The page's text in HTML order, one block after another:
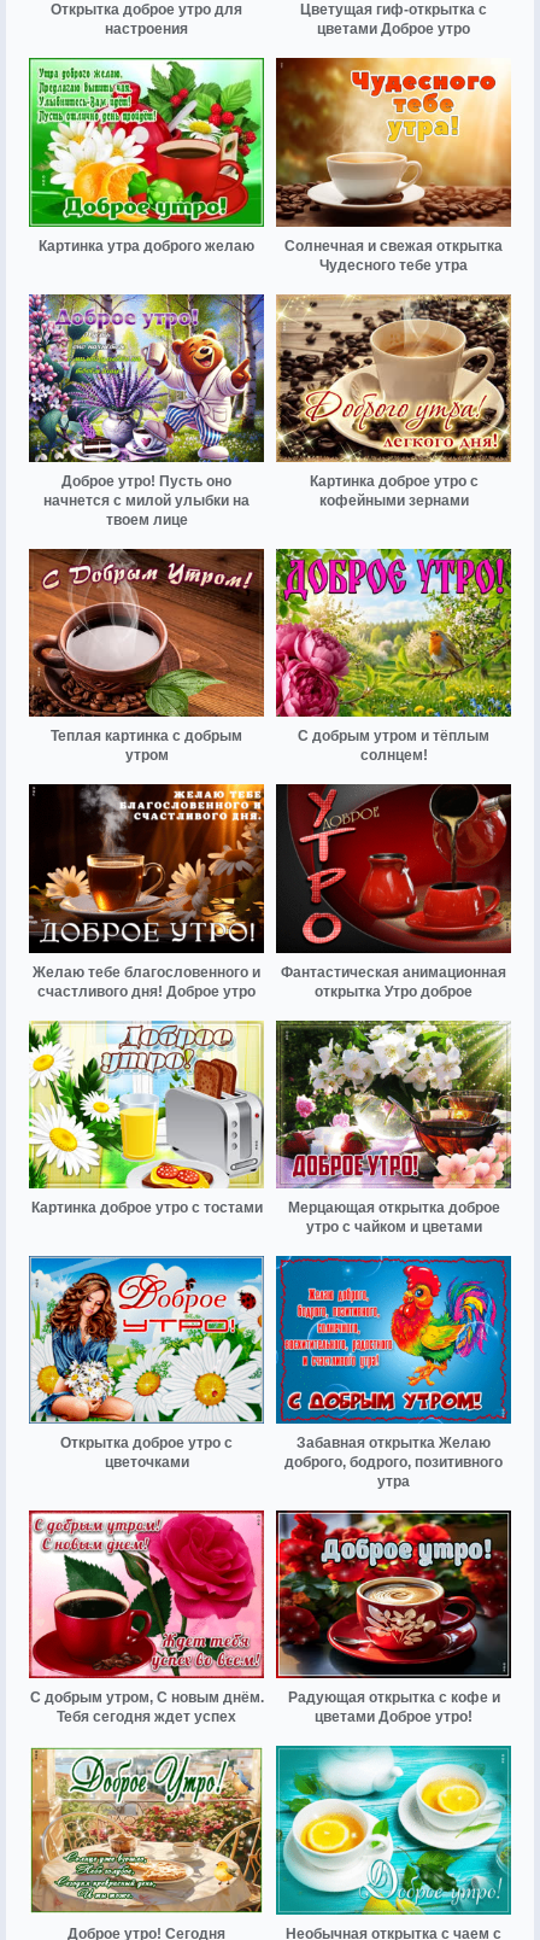
Открытка доброе утро для
настроения
Цветущая гиф-открытка с
цветами Доброе утро
Картинка утра доброго желаю
Солнечная и свежая открытка
Чудесного тебе утра
Доброе утро! Пусть оно
начнется с милой улыбки на
твоем лице
Картинка доброе утро с
кофейными зернами
Теплая картинка с добрым
утром
С добрым утром и тёплым
солнцем!
Желаю тебе благословенного и
счастливого дня! Доброе утро
Фантастическая анимационная
открытка Утро доброе
Картинка доброе утро с тостами
Мерцающая открытка доброе
утро с чайком и цветами
Открытка доброе утро с
цветочками
Забавная открытка Желаю
доброго, бодрого, позитивного
утра
С добрым утром, С новым днём.
Тебя сегодня ждет успех
Радующая открытка с кофе и
цветами Доброе утро!
Доброе утро! Сегодня Необычная открытка с чаем с